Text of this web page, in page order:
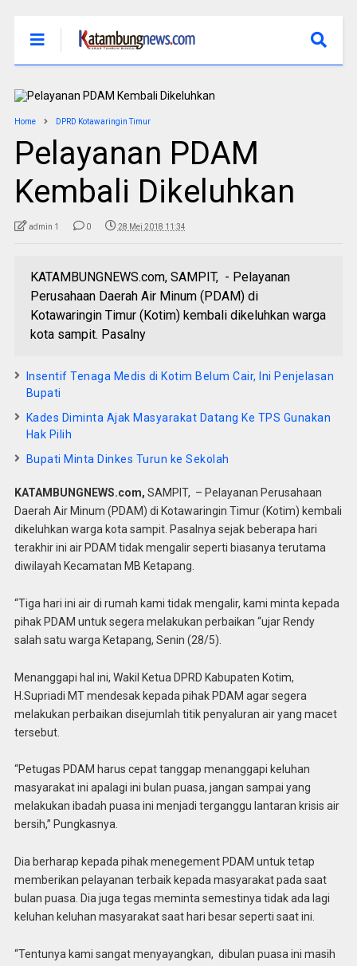
Home DPRD Kotawaringin Timur
Pelayanan PDAM
Kembali Dikeluhkan
admin 1 0 28 Mei 2018 11:34
KATAMBUNGNEWS.com, SAMPIT, - Pelayanan
Perusahaan Daerah Air Minum (PDAM) di
Kotawaringin Timur (Kotim) kembali dikeluhkan warga
kota sampit. Pasalny
Insentif Tenaga Medis di Kotim Belum Cair, Ini Penjelasan
Bupati
Kades Diminta Ajak Masyarakat Datang Ke TPS Gunakan
Hak Pilih
Bupati Minta Dinkes Turun ke Sekolah
KATAMBUNGNEWS.com, SAMPIT, – Pelayanan Perusahaan
Daerah Air Minum (PDAM) di Kotawaringin Timur (Kotim) kembali
dikeluhkan warga kota sampit. Pasalnya sejak beberapa hari
terakhir ini air PDAM tidak mengalir seperti biasanya terutama
diwilayah Kecamatan MB Ketapang.
“Tiga hari ini air di rumah kami tidak mengalir, kami minta kepada
pihak PDAM untuk segera melakukan perbaikan “ujar Rendy
salah satu warga Ketapang, Senin (28/5).
Menanggapi hal ini, Wakil Ketua DPRD Kabupaten Kotim,
H.Supriadi MT mendesak kepada pihak PDAM agar segera
melakukan perbaikan disejumlah titik penyaluran air yang macet
tersebut.
“Petugas PDAM harus cepat tanggap menanggapi keluhan
masyarakat ini apalagi ini bulan puasa, jangan sampai yang
melakukan ibadah puasa ini menjadi terganggu lantaran krisis air
bersih,” Pungkasnya.
Dia berharap kepada pihak menegement PDAM untuk tetap
memberikan pelayanan terbaik kepada masyarakat pada saat
bulan puasa. Dia juga tegas meminta semestinya tidak ada lagi
keluhan keluhan masyarakat saat hari besar seperti saat ini.
“Tentunya kami sangat menyayangkan, dibulan puasa ini masih